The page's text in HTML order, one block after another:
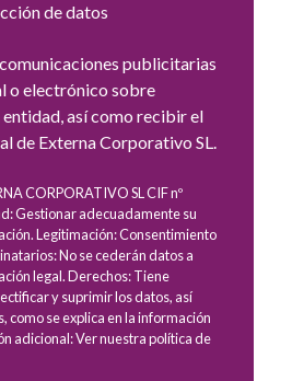
de datos
publicitarias
o electrónico sobre
así como recibir el
de Externa Corporativo SL.
CORPORATIVO SL CIF nº
Gestionar adecuadamente su
Legitimación: Consentimiento
No se cederán datos a
legal. Derechos: Tiene
y suprimir los datos, así
como se explica en la información
adicional: Ver nuestra política de